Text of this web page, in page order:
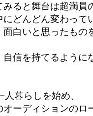
ると舞台は超満員
どんどん変わって
白いと思ったもの
信を持てるように
暮らしを始め、
ーディションのロ